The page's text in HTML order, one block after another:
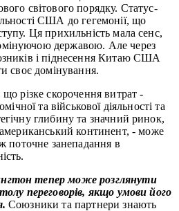
світового порядку. Статус-
США до гегемонії, що
Ця прихильність мала сенс,
державою. Але через
і піднесення Китаю США
своє домінування.
різке скорочення витрат -
та військової діяльності та
глибину та значний ринок,
континент, - може
поточне занепадання в
тепер може розглянути
переговорів, якщо умови його
Союзники та партнери знають